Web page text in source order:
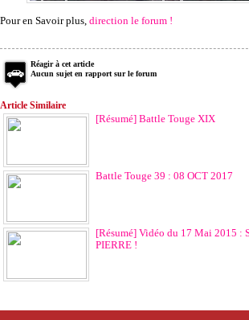
Pour en Savoir plus, direction le forum !
Réagir à cet article
Aucun sujet en rapport sur le forum
Article Similaire
[Résumé] Battle Touge XIX
Battle Touge 39 : 08 OCT 2017
[Résumé] Vidéo du 17 Mai 2015 :
PIERRE !